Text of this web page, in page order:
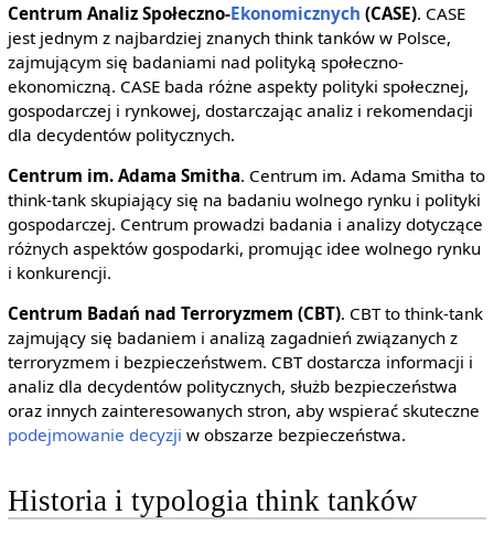
Centrum Analiz Społeczno-Ekonomicznych (CASE). CASE
jest jednym z najbardziej znanych think tanków w Polsce,
zajmującym się badaniami nad polityką społeczno-
ekonomiczną. CASE bada różne aspekty polityki społecznej,
gospodarczej i rynkowej, dostarczając analiz i rekomendacji
dla decydentów politycznych.
Centrum im. Adama Smitha. Centrum im. Adama Smitha to
think-tank skupiający się na badaniu wolnego rynku i polityki
gospodarczej. Centrum prowadzi badania i analizy dotyczące
różnych aspektów gospodarki, promując idee wolnego rynku
i konkurencji.
Centrum Badań nad Terroryzmem (CBT). CBT to think-tank
zajmujący się badaniem i analizą zagadnień związanych z
terroryzmem i bezpieczeństwem. CBT dostarcza informacji i
analiz dla decydentów politycznych, służb bezpieczeństwa
oraz innych zainteresowanych stron, aby wspierać skuteczne
podejmowanie decyzji w obszarze bezpieczeństwa.
Historia i typologia think tanków